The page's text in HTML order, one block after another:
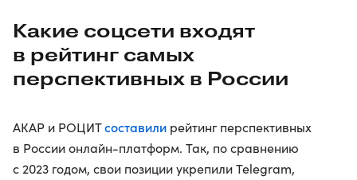
Какие соцсети входят
в рейтинг самых
перспективных в России
АКАР и РОЦИТсоставили рейтинг перспективных
в России онлайн-платформ. Так, по сравнению
с 2023 годом, свои позиции укрепили Telegram,